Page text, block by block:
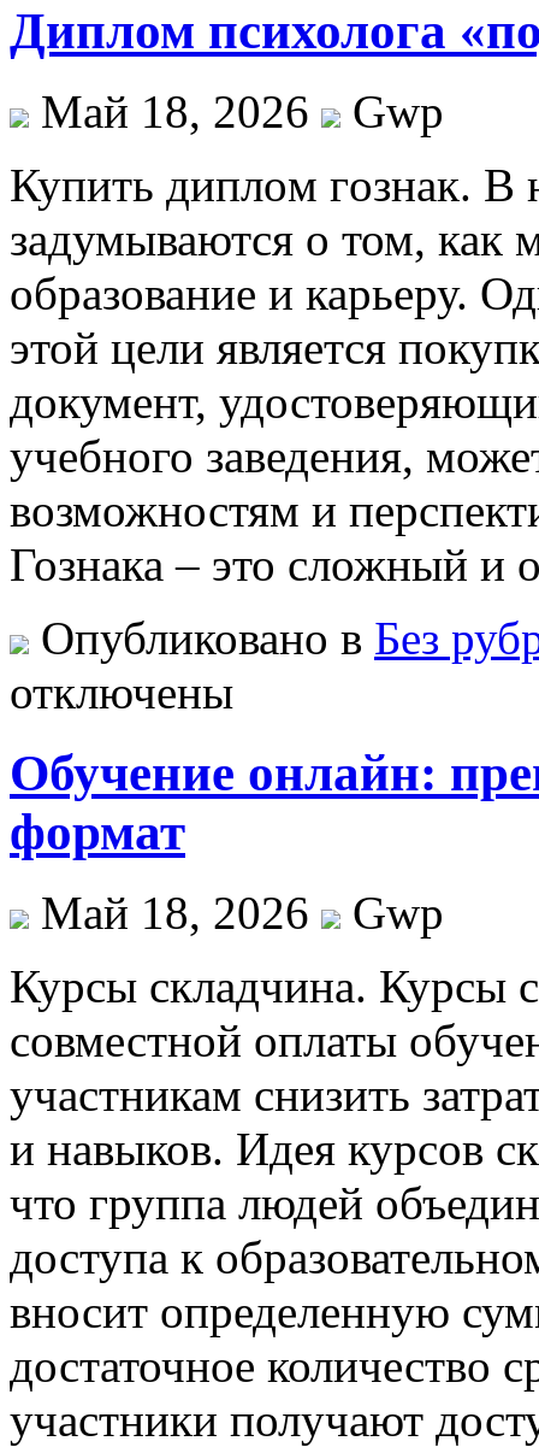
Диплом психолога
Май 18, 2026
Gwp
Купить диплoм гoзнaк. В
задумываются о том,
образование и карьеру.
этой цели является
документ,
учебного заведения,
возможностям и
Гознака – это сложный и
Опубликовано в Без
отключены
Обучение онлайн:
формат
Май 18, 2026
Gwp
Курсы склaдчинa. Курсы
совместной оплаты
участникам снизить
и навыков. Идея курсов
что группа людей
доступа к
вносит определенную
достаточное количество
участники получают